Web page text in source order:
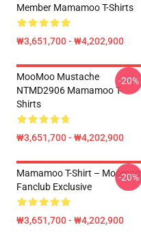
Member Mamamoo T-Shirts
₩3,651,700 - ₩4,202,900
MooMoo Mustache
NTMD2906 Mamamoo T-
Shirts
₩3,651,700 - ₩4,202,900
-20%
Mamamoo T-Shirt – Moomoo
Fanclub Exclusive
₩3,651,700 - ₩4,202,900
-20%